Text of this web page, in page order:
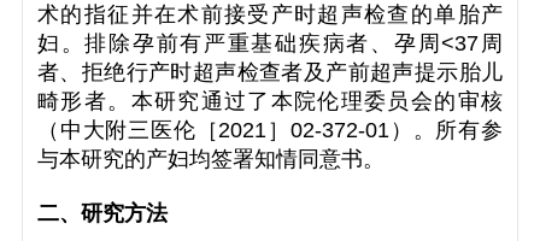
术的指征并在术前接受产时超声检查的单胎产
妇。排除孕前有严重基础疾病者、孕周<37周
者、拒绝行产时超声检查者及产前超声提示胎儿
畸形者。本研究通过了本院伦理委员会的审核
（中大附三医伦［2021］02-372-01）。所有参
与本研究的产妇均签署知情同意书。
二、研究方法